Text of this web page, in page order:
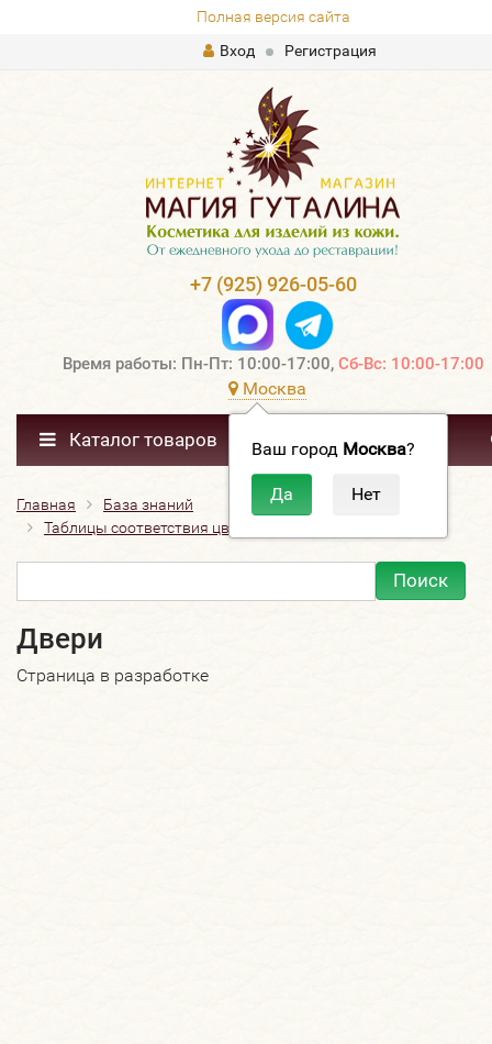
Полная версия сайта
Вход
Регистрация
+7 (925) 926-05-60
Время работы: Пн-Пт: 10:00-17:00, Сб-Вс: 10:00-17:00
Москва
Ваш город Москва?
Каталог товаров
Главная
База знаний
Таблицы соответствия цветов "Мастер Сити"
Двери
Страница в разработке